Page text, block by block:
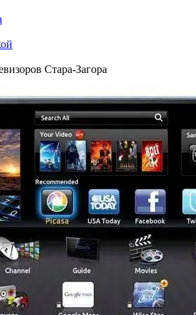
Стара-Загора